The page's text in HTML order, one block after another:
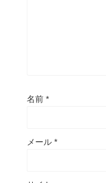
名前 *
メール *